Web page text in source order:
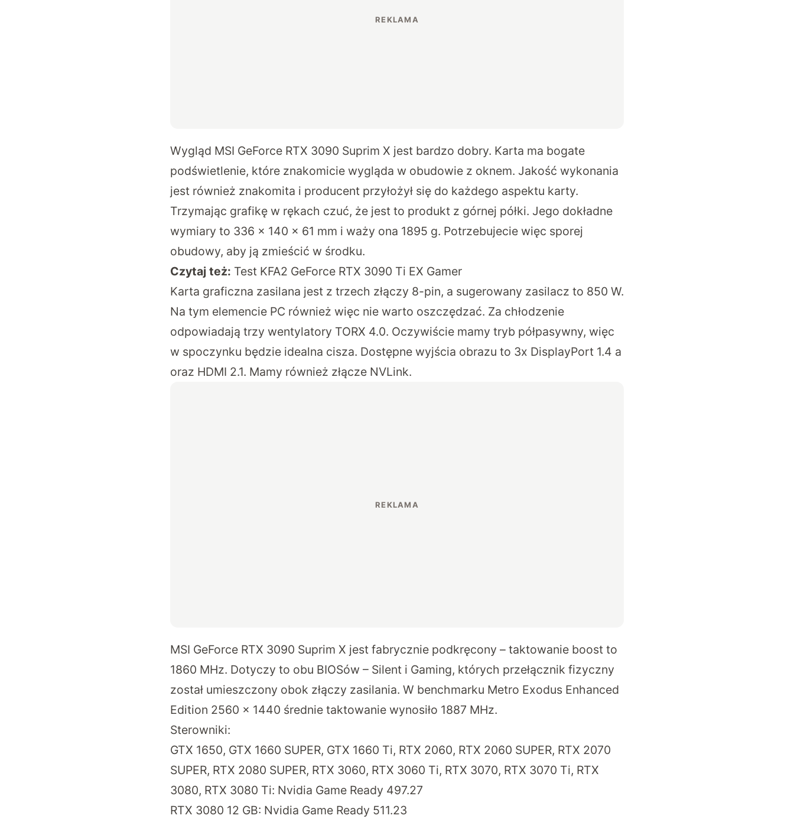
Wygląd MSI GeForce RTX 3090 Suprim X jest bardzo dobry. Karta ma bogate
podświetlenie, które znakomicie wygląda w obudowie z oknem. Jakość wykonania
jest również znakomita i producent przyłożył się do każdego aspektu karty.
Trzymając grafikę w rękach czuć, że jest to produkt z górnej półki. Jego dokładne
wymiary to 336 x 140 x 61 mm i waży ona 1895 g. Potrzebujecie więc sporej
obudowy, aby ją zmieścić w środku.
Czytaj też: Test KFA2 GeForce RTX 3090 Ti EX Gamer
Karta graficzna zasilana jest z trzech złączy 8-pin, a sugerowany zasilacz to 850 W.
Na tym elemencie PC również więc nie warto oszczędzać. Za chłodzenie
odpowiadają trzy wentylatory TORX 4.0. Oczywiście mamy tryb półpasywny, więc
w spoczynku będzie idealna cisza. Dostępne wyjścia obrazu to 3x DisplayPort 1.4 a
oraz HDMI 2.1. Mamy również złącze NVLink.
MSI GeForce RTX 3090 Suprim X jest fabrycznie podkręcony – taktowanie boost to
1860 MHz. Dotyczy to obu BIOSów – Silent i Gaming, których przełącznik fizyczny
został umieszczony obok złączy zasilania. W benchmarku Metro Exodus Enhanced
Edition 2560 x 1440 średnie taktowanie wynosiło 1887 MHz.
Sterowniki:
GTX 1650, GTX 1660 SUPER, GTX 1660 Ti, RTX 2060, RTX 2060 SUPER, RTX 2070
SUPER, RTX 2080 SUPER, RTX 3060, RTX 3060 Ti, RTX 3070, RTX 3070 Ti, RTX
3080, RTX 3080 Ti: Nvidia Game Ready 497.27
RTX 3080 12 GB: Nvidia Game Ready 511.23